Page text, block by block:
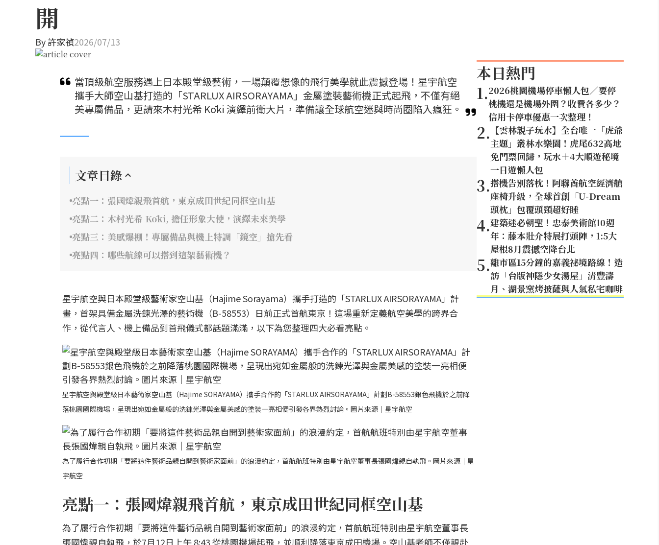
開
By許家禎2026/07/13
當頂級航空服務遇上日本殿堂級藝術，一場顛覆想像的飛行美學就此震撼登場！星宇航空
攜手大師空山基打造的「STARLUX AIRSORAYAMA」金屬塗裝藝術機正式起飛，不僅有絕
美專屬備品，更請來木村光希 Kōki 演繹前衛大片，準備讓全球航空迷與時尚圈陷入瘋狂。
文章目錄
亮點一：張國煒親飛首航，東京成田世紀同框空山基
亮點二：木村光希 Kōki, 擔任形象大使，演繹未來美學
亮點三：美感爆棚！專屬備品與機上特調「鏡空」搶先看
亮點四：哪些航線可以搭到這架藝術機？
星宇航空與日本殿堂級藝術家空山基（Hajime Sorayama）攜手打造的「STARLUX AIRSORAYAMA」計
畫，首架具備金屬洗鍊光澤的藝術機（B-58553）日前正式首航東京！這場重新定義航空美學的跨界合
作，從代言人、機上備品到首飛儀式都話題滿滿，以下為您整理四大必看亮點。
星宇航空與殿堂級日本藝術家空山基（Hajime SORAYAMA）攜手合作的「STARLUX AIRSORAYAMA」計劃B-58553銀色飛機於之前降
落桃園國際機場，呈現出宛如金屬般的洗鍊光澤與金屬美感的塗裝一亮相便引發各界熱烈討論。圖片來源｜星宇航空
為了履行合作初期「要將這件藝術品親自開到藝術家面前」的浪漫約定，首航航班特別由星宇航空董事長張國煒親自執飛。圖片來源｜星
宇航空
亮點一：張國煒親飛首航，東京成田世紀同框空山基
為了履行合作初期「要將這件藝術品親自開到藝術家面前」的浪漫約定，首航航班特別由星宇航空董事長
張國煒親自執飛，於7月12日上午 8:43 從桃園機場起飛，並順利降落東京成田機場。空山基老師不僅親赴
本日熱門
1.2026桃園機場停車懶人包／要停
桃機還是機場外圍？收費各多少？
信用卡停車優惠一次整理！
2. 【雲林親子玩水】全台唯一「虎爺
主題」叢林水樂園！虎尾632高地
免門票回歸，玩水＋4大順遊秘境
一日遊懶人包
3.搭機告別落枕！阿聯酋航空經濟艙
座椅升級，全球首創「U-Dream
頭枕」包覆頭頸超好睡
4.建築迷必朝聖！忠泰美術館10週
年：藤本壯介特展打頭陣，1:5大
屋根8月震撼空降台北
5.離市區15分鐘的嘉義祕境路線！造
訪「台版神隱少女湯屋」清豐濤
月、湖景窯烤披薩與人氣私宅咖啡